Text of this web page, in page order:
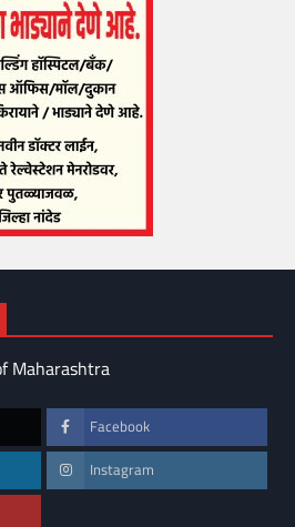
Maharashtra
Facebook
Instagram